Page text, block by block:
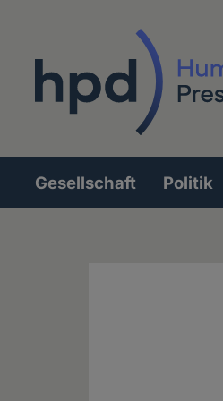
Hauptnavigation
Gesellschaft Politik